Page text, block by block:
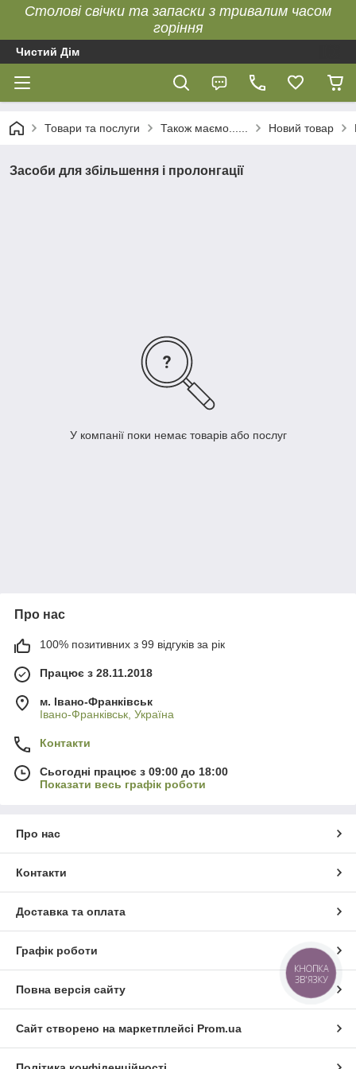
Столові свічки та запаски з тривалим часом
горіння
Чистий Дім
Товари та послуги Також маємо...... Новий товар
Засоби для збільшення і пролонгації
У компанії поки немає товарів або послуг
Про нас
100% позитивних з 99 відгуків за рік
Працює з 28.11.2018
м. Івано-Франківськ
Івано-Франківськ, Україна
Контакти
Сьогодні працює з 09:00 до 18:00
Показати весь графік роботи
Про нас
Контакти
Доставка та оплата
Графік роботи
Повна версія сайту
Сайт створено на маркетплейсі Prom.ua
КНОПКА
ЗВ'ЯЗКУ